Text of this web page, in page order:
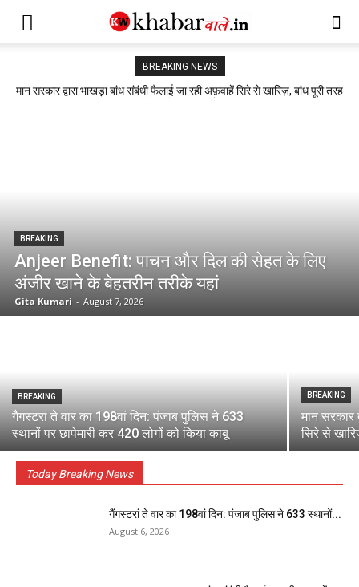
BREAKING NEWS
मान सरकार द्वारा भाखड़ा बांध संबंधी फैलाई जा रही अफ़वाहें सिरे से खारिज़, बांध पूरी तरह
BREAKING
Anjeer Benefit: पाचन और दिल की सेहत के लिए
अंजीर खाने के बेहतरीन तरीके यहां
Gita Kumari - August 7, 2026
BREAKING
गैंगस्टरां ते वार का 198वां दिन: पंजाब पुलिस ने 633
स्थानों पर छापेमारी कर 420 लोगों को किया काबू
BREAKING
मान सरकार
सिरे से
Today Breaking News
गैंगस्टरां ते वार का 198वां दिन: पंजाब पुलिस ने 633 स्थानों...
August 6, 2026